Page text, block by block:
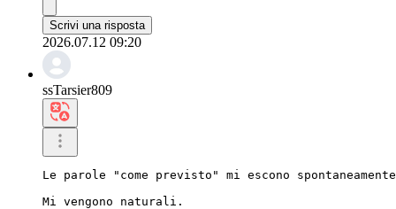
Scrivi una risposta
2026.07.12 09:20
ssTarsier809
Le parole "come previsto" mi escono
Mi vengono naturali.